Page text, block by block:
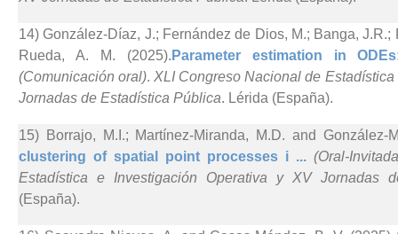
14) González-Díaz, J.; Fernández de Dios, M.; Banga,
Rueda, A. M. (2025). Parameter estimation in
(Comunicación oral). XLI Congreso Nacional de
Jornadas de Estadística Pública. Lérida (España).
15) Borrajo, M.I.; Martínez-Miranda, M.D. and González-
clustering of spatial point processes i ... (Oral-
Estadística e Investigación Operativa y XV Jornadas
(España).